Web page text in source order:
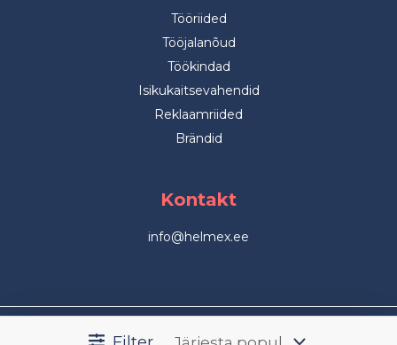
Tööriided
Tööjalanõud
Töökindad
Isikukaitsevahendid
Reklaamriided
Brändid
Kontakt
info@helmex.ee
© 2026 Helmex kõik õigused kaitstud